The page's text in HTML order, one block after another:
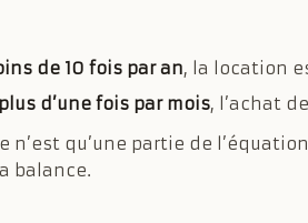
de 10 fois par an, la location
plus d’une fois par mois, l’achat
n’est qu’une partie de
balance.